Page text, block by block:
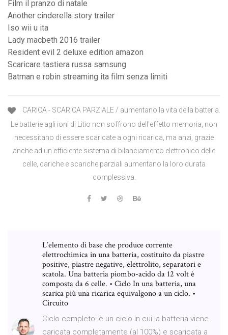
Film il pranzo di natale
Another cinderella story trailer
Iso wii u ita
Lady macbeth 2016 trailer
Resident evil 2 deluxe edition amazon
Scaricare tastiera russa samsung
Batman e robin streaming ita film senza limiti
CARICA - SCARICA PARZIALE / aumentano la vita della batteria.
Le batterie agli ioni di Litio non soffrono dell'effetto memoria, non
necessitano di essere scaricate a ogni ricarica, ma anzi, grazie
anche ad un efficiente sistema di bilanciamento elettronico delle
celle, cariche e scariche parziali aumentano la loro durata
complessiva.
L’elemento di base che produce corrente
elettrochimica in una batteria, costituito da piastre
positive, piastre negative, elettrolito, separatori e
scatola. Una batteria piombo-acido da 12 volt è
composta da 6 celle. • Ciclo In una batteria, una
scarica più una ricarica equivalgono a un ciclo. •
Circuito
Ciclo completo: è un ciclo in cui la batteria viene
caricata completamente (al 100%) e scaricata a